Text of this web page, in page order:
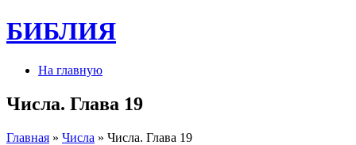
БИБЛИЯ
На главную
Числа. Глава 19
Главная » Числа » Числа. Глава 19